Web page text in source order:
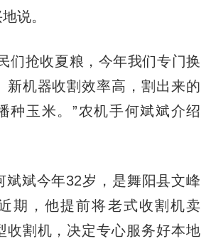
说。
抢收夏粮，今年我们专门换
新机器收割效率高，割出来的
种玉米。”农机手何斌斌介绍
斌今年32岁，是舞阳县文峰
期，他提前将老式收割机卖
收割机，决定专心服务好本地